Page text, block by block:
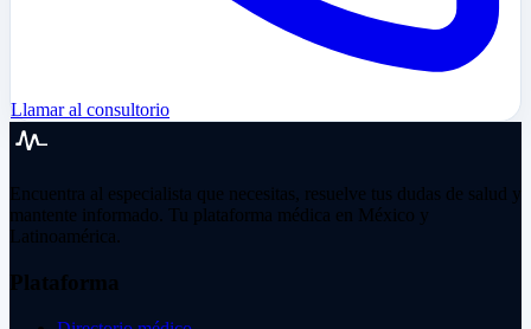
Llamar al consultorio
Encuentra al especialista que necesitas, resuelve tus dudas de salud y
mantente informado. Tu plataforma médica en México y
Latinoamérica.
Plataforma